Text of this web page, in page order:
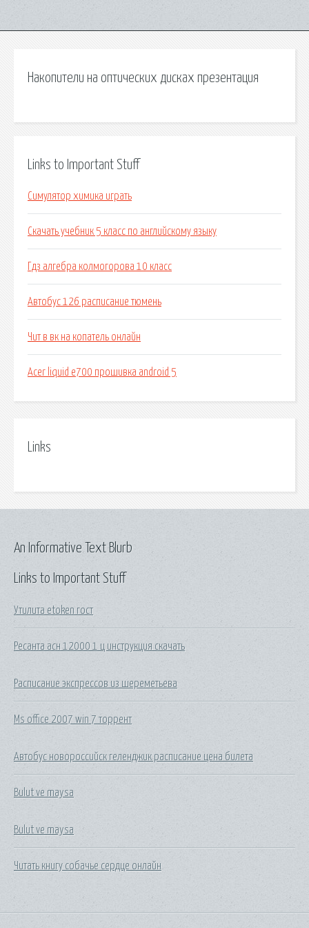
Накопители на оптических дисках презентация
Links to Important Stuff
Симулятор химика играть
Скачать учебник 5 класс по английскому языку
Гдз алгебра колмогорова 10 класс
Автобус 126 расписание тюмень
Чит в вк на копатель онлайн
Acer liquid e700 прошивка android 5
Links
Links to Important Stuff
Утилита etoken гост
Ресанта асн 12000 1 ц инструкция скачать
Расписание экспрессов из шереметьева
Ms office 2007 win 7 торрент
Автобус новороссийск геленджик расписание цена билета
Bulut ve maysa
Bulut ve maysa
Читать книгу собачье сердце онлайн
An Informative Text Blurb